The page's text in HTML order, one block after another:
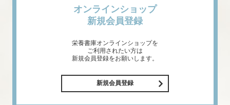
オンラインショップ
新規会員登録
栄養書庫オンラインショップを
ご利用されたい方は
新規会員登録をお願いします。
新規会員登録